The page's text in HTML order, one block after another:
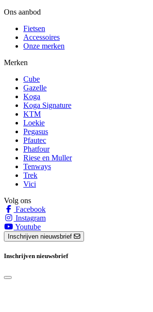
Ons aanbod
Fietsen
Accessoires
Onze merken
Merken
Cube
Gazelle
Koga
Koga Signature
KTM
Loekie
Pegasus
Pfautec
Phatfour
Riese en Muller
Tenways
Trek
Vici
Volg ons
Facebook
Instagram
Youtube
Inschrijven nieuwsbrief
Inschrijven nieuwsbrief